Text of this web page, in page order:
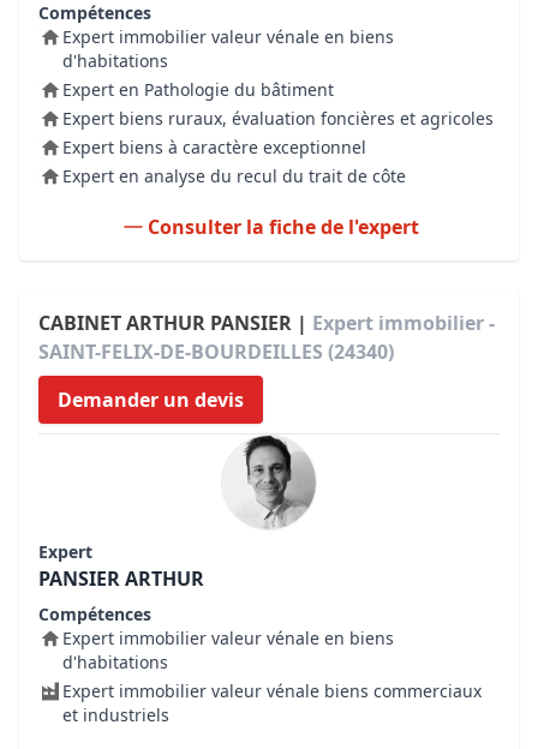
Compétences
Expert immobilier valeur vénale en biens
d'habitations
Expert en Pathologie du bâtiment
Expert biens ruraux, évaluation foncières et agricoles
Expert biens à caractère exceptionnel
Expert en analyse du recul du trait de côte
Consulter la fiche de l'expert
CABINET ARTHUR PANSIER | Expert immobilier -
SAINT-FELIX-DE-BOURDEILLES (24340)
Demander un devis
Expert
PANSIER ARTHUR
Compétences
Expert immobilier valeur vénale en biens
d'habitations
Expert immobilier valeur vénale biens commerciaux
et industriels